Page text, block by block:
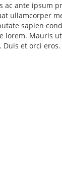
ac ante ipsum
ullamcorper
sapien
lorem. Mauris
Duis et orci eros.